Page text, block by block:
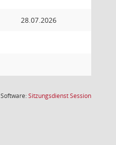
28.07.2026
Software:SitzungsdienstSession(Wird in